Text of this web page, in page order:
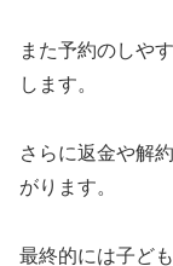
また予約のしや
します。
さらに返金や解
がります。
最終的には子ど